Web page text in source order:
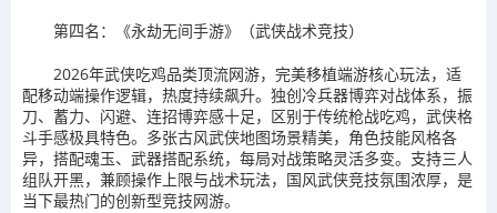
第四名：《永劫无间手游》（武侠战术竞技）
2026年武侠吃鸡品类顶流网游，完美移植端游核心玩法，适
配移动端操作逻辑，热度持续飙升。独创冷兵器博弈对战体系，振
刀、蓄力、闪避、连招博弈感十足，区别于传统枪战吃鸡，武侠格
斗手感极具特色。多张古风武侠地图场景精美，角色技能风格各
异，搭配魂玉、武器搭配系统，每局对战策略灵活多变。支持三人
组队开黑，兼顾操作上限与战术玩法，国风武侠竞技氛围浓厚，是
当下最热门的创新型竞技网游。